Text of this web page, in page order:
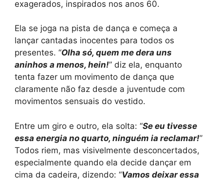
exagerados, inspirados nos anos 60.
Ela se joga na pista de dança e começa a
lançar cantadas inocentes para todos os
presentes. “Olha só, quem me dera uns
aninhos a menos, hein!” diz ela, enquanto
tenta fazer um movimento de dança que
claramente não faz desde a juventude com
movimentos sensuais do vestido.
Entre um giro e outro, ela solta: “Se eu tivesse
essa energia no quarto, ninguém ia reclamar!”
Todos riem, mas visivelmente desconcertados,
especialmente quando ela decide dançar em
cima da cadeira, dizendo: “Vamos deixar essa